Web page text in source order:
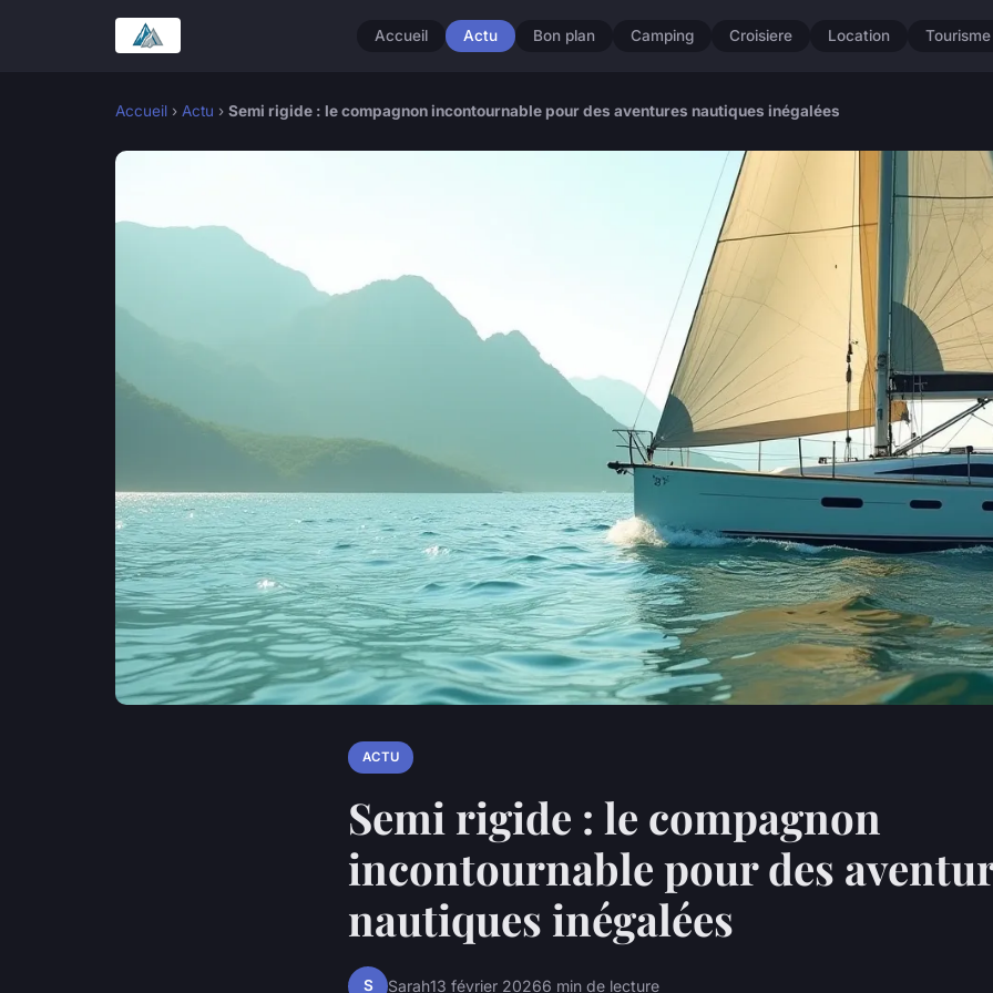
Accueil Actu Bon plan Camping Croisiere Location Tourisme
Accueil › Actu › Semi rigide : le compagnon incontournable pour des aventures nautiques inégalées
ACTU
Semi rigide : le compagnon
incontournable pour des
nautiques inégalées
S Sarah13 février 20266 min de lecture